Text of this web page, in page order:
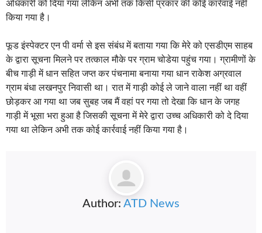
फूड इंस्पेक्टर एन पी वर्मा से इस संबंध में बताया गया कि मेरे को एसडीएम साहब
बीच गाड़ी में धान सहित जप्त कर पंचनामा बनाया गया धान राकेश अग्रवाल
ग्राम बंधा लखनपुर निवासी था। रात में गाड़ी कोई ले जाने वाला नहीं था वहीं
छोड़कर आ गया था जब सुबह जब मैं वहां पर गया तो देखा कि धान के जगह
गाड़ी में भूसा भरा हुआ है जिसकी सूचना में मेरे द्वारा उच्च अधिकारी को दे दिया
गया था लेकिन अभी तक कोई कार्रवाई नहीं किया गया है।
Author:ATD News